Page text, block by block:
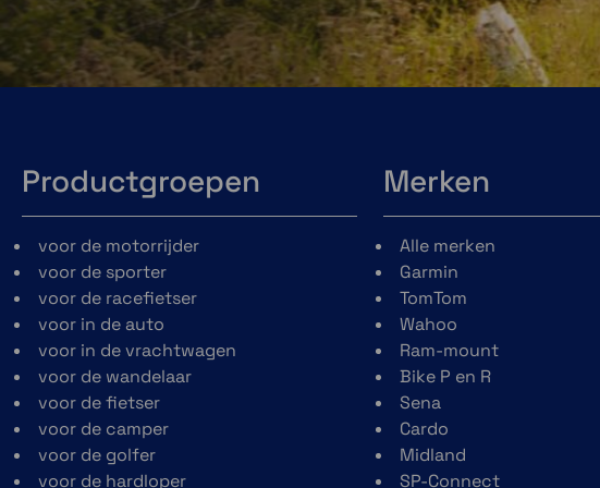
Satellietweergave
Download gratis
satellietbeelden
rechtstreeks naar je
toestel via Wi-Fi-®-
technologie om een
bovenaanzicht met hoge
resolutie van de routes en
terrein te krijgen.
Group Ride Mobile
Bekijk waar je vrienden
jij en je vrienden de
gebruiken.
Productgroepen
voor de motorrijder
voor de sporter
voor de racefietser
voor in de auto
voor in de vrachtwagen
voor de wandelaar
voor de fietser
voor de camper
voor de golfer
voor de hardloper
Merken
Alle merken
Garmin
TomTom
Wahoo
Ram-mount
Bike P en R
Sena
Cardo
Midland
SP-Connect